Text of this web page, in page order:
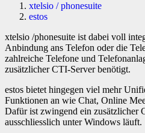
xtelsio / phonesuite
estos
xtelsio /phonesuite ist dabei voll
Anbindung ans Telefon oder die
zahlreiche Telefone und
zusätzlicher CTI-Server benötigt.
estos bietet hingegen viel mehr
Funktionen an wie Chat, Online
Dafür ist zwingend ein zusätzlicher
ausschliesslich unter Windows läuft.